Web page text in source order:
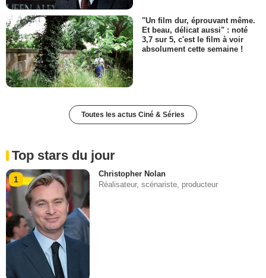
"Un film dur, éprouvant même.
Et beau, délicat aussi" : noté
3,7 sur 5, c'est le film à voir
absolument cette semaine !
Toutes les actus Ciné & Séries
Top stars du jour
1
Christopher Nolan
Réalisateur, scénariste, producteur